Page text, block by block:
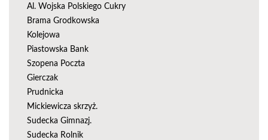
Al. Wojska Polskiego Cukry
Brama Grodkowska
Kolejowa
Piastowska Bank
Szopena Poczta
Gierczak
Prudnicka
Mickiewicza skrzyż.
Sudecka Gimnazj.
Sudecka Rolnik